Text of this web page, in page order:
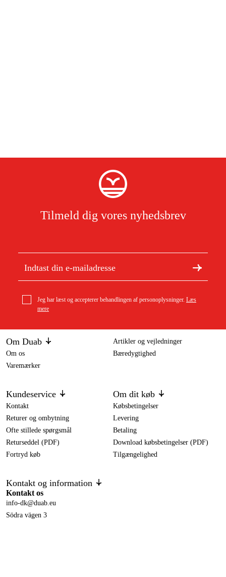
Tilmeld dig vores nyhedsbrev
Jeg har læst og accepterer behandlingen af personoplysninger. Læs
mere
Om Duab
Om os
Varemærker
Artikler og vejledninger
Bæredygtighed
Kundeservice
Kontakt
Returer og ombytning
Ofte stillede spørgsmål
Returseddel (PDF)
Fortryd køb
Om dit køb
Købsbetingelser
Levering
Betaling
Download købsbetingelser (PDF)
Tilgængelighed
Kontakt og information
Kontakt os
info-dk@duab.eu
Södra vägen 3